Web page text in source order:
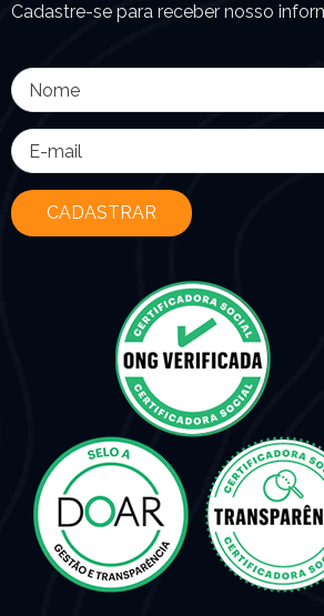
Cadastre-se para receber nosso